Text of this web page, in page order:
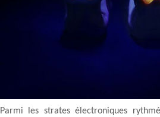
Parmi les strates électroniques